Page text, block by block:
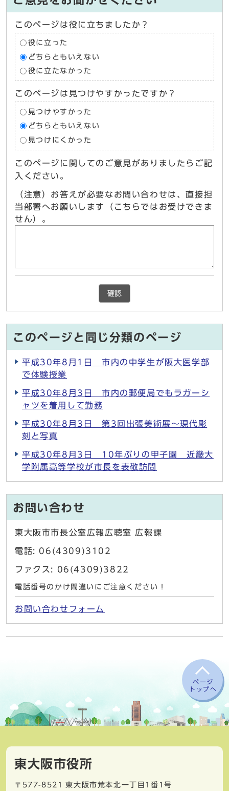
このページは役に立ちましたか？
役に立った
どちらともいえない
役に立たなかった
このページは見つけやすかったですか？
見つけやすかった
どちらともいえない
見つけにくかった
このページに関してのご意見がありましたらご記
入ください。
（注意）お答えが必要なお問い合わせは、直接担
当部署へお願いします（こちらではお受けできま
せん）。
確認
このページと同じ分類のページ
平成30年8月1日 市内の中学生が阪大医学部
で体験授業
平成30年8月3日 市内の郵便局でもラガーシ
ャツを着用して勤務
平成30年8月3日 第3回出張美術展～現代彫
刻と写真
平成30年8月3日 10年ぶりの甲子園 近畿大
学附属高等学校が市長を表敬訪問
お問い合わせ
東大阪市市長公室広報広聴室 広報課
電話: 06(4309)3102
ファクス: 06(4309)3822
電話番号のかけ間違いにご注意ください！
お問い合わせフォーム
ページ
トップへ
東大阪市役所
〒577-8521 東大阪市荒本北一丁目1番1号